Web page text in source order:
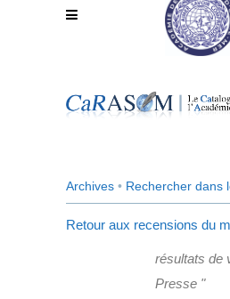
Archives • Rechercher dans
Retour aux recensions du
résultats de
Presse "